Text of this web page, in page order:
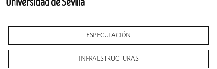
ESPECULACIÓN
INFRAESTRUCTURAS